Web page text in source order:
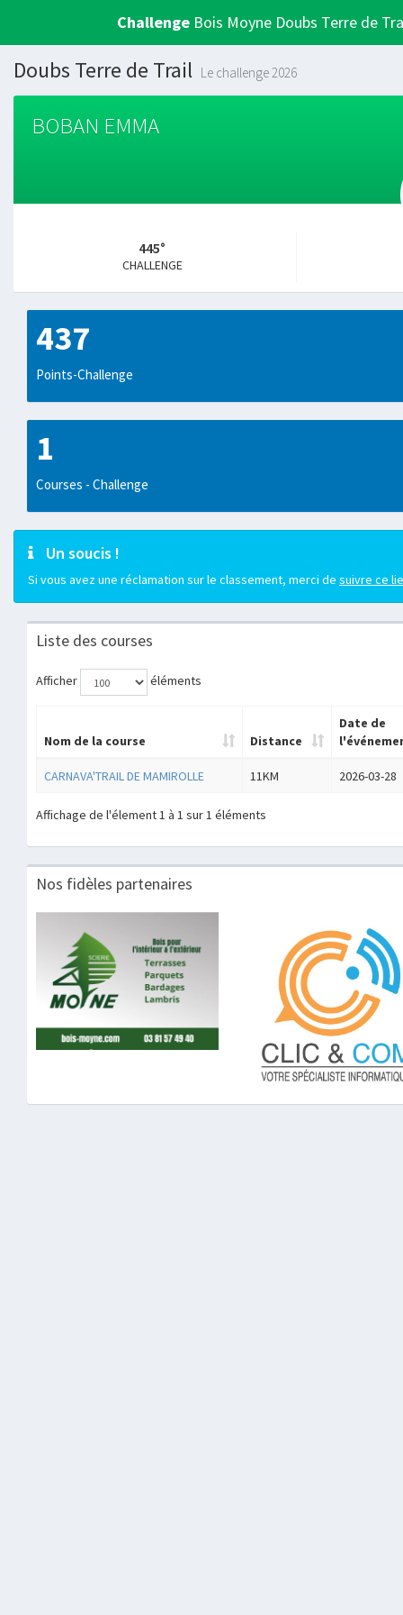
Challenge Bois Moyne Doubs Terre de
Doubs Terre de Trail Le challenge 2026
BOBAN EMMA
445°
CHALLENGE
437
Points-Challenge
1
Courses - Challenge
Un soucis !
Si vous avez une réclamation sur le classement, merci de suivre ce
Liste des courses
Afficher éléments
Nom de la course Distance
Date de
CARNAVA'TRAIL DE MAMIROLLE 11KM 2026-03-28
Affichage de l'élement 1 à 1 sur 1 éléments
Nos fidèles partenaires